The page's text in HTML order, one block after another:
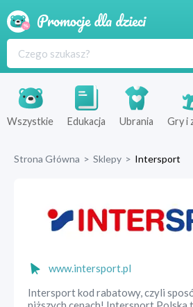
Produkty
Sklepy
Wszystkie Edukacja Ubrania Gry i
Strona Główna > Sklepy > Intersport
www.intersport.pl
Intersport kod rabatowy, czyli